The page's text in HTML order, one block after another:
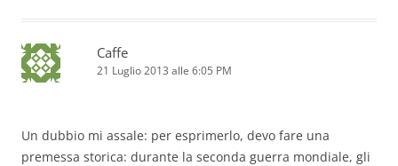
Caffe
21 Luglio 2013 alle 6:05 PM
Un dubbio mi assale: per esprimerlo, devo fare una
premessa storica: durante la seconda guerra mondiale, gli